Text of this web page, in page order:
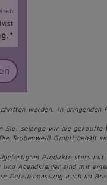
werden. In dringenden
solange wir die gekaufte
Taubenweiß GmbH behält
Produkte stets mit
Abendkleider sind mit
Detailanpassung auch im